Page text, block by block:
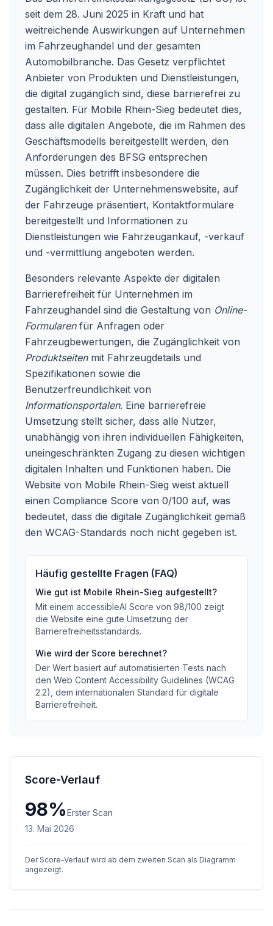
seit dem 28. Juni 2025 in Kraft und hat
weitreichende Auswirkungen auf Unternehmen
im Fahrzeughandel und der gesamten
Automobilbranche. Das Gesetz verpflichtet
Anbieter von Produkten und Dienstleistungen,
die digital zugänglich sind, diese barrierefrei zu
gestalten. Für Mobile Rhein-Sieg bedeutet dies,
dass alle digitalen Angebote, die im Rahmen des
Geschäftsmodells bereitgestellt werden, den
Anforderungen des BFSG entsprechen
müssen. Dies betrifft insbesondere die
Zugänglichkeit der Unternehmenswebsite, auf
der Fahrzeuge präsentiert, Kontaktformulare
bereitgestellt und Informationen zu
Dienstleistungen wie Fahrzeugankauf, -verkauf
und -vermittlung angeboten werden.
Besonders relevante Aspekte der digitalen
Barrierefreiheit für Unternehmen im
Fahrzeughandel sind die Gestaltung von Online-
Formularenfür Anfragen oder
Fahrzeugbewertungen, die Zugänglichkeit von
Produktseitenmit Fahrzeugdetails und
Spezifikationen sowie die
Benutzerfreundlichkeit von
Informationsportalen. Eine barrierefreie
Umsetzung stellt sicher, dass alle Nutzer,
unabhängig von ihren individuellen Fähigkeiten,
uneingeschränkten Zugang zu diesen wichtigen
digitalen Inhalten und Funktionen haben. Die
Website von Mobile Rhein-Sieg weist aktuell
einen Compliance Score von 0/100 auf, was
bedeutet, dass die digitale Zugänglichkeit gemäß
den WCAG-Standards noch nicht gegeben ist.
Häufig gestellte Fragen (FAQ)
Wie gut ist Mobile Rhein-Sieg aufgestellt?
Mit einem accessibleAI Score von 98/100 zeigt
die Website eine gute Umsetzung der
Barrierefreiheitsstandards.
Wie wird der Score berechnet?
Der Wert basiert auf automatisierten Tests nach
den Web Content Accessibility Guidelines (WCAG
2.2), dem internationalen Standard für digitale
Barrierefreiheit.
Score-Verlauf
98%Erster Scan
13. Mai 2026
Der Score-Verlauf wird ab dem zweiten Scan als Diagramm
angezeigt.